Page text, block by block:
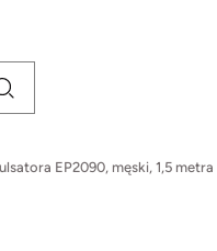
EP2090, męski, 1,5 metra